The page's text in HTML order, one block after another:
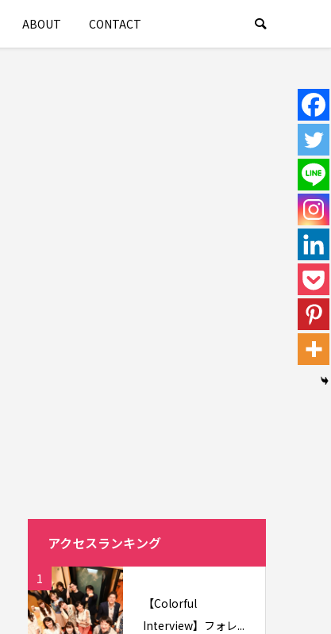
ABOUT CONTACT
アクセスランキング
1
【Colorful
Interview】フォレ...